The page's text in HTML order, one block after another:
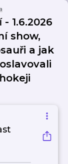
1.6.2026
show,
a jak